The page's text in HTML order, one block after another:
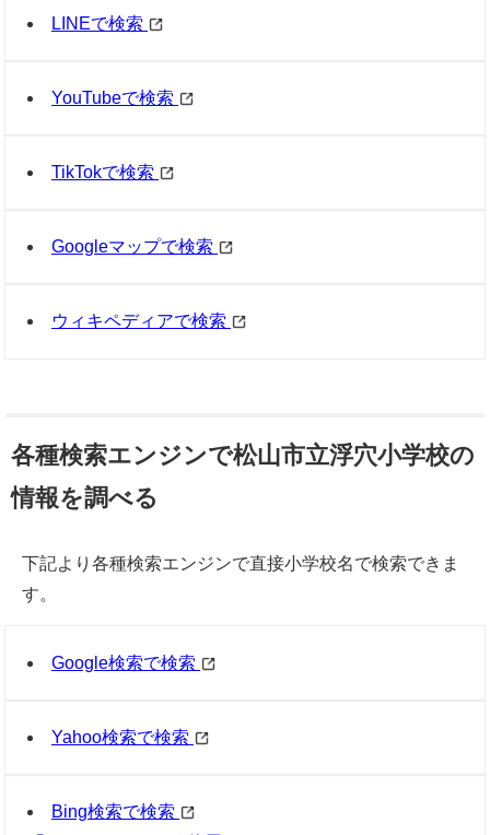
LINEで検索
YouTubeで検索
TikTokで検索
Googleマップで検索
ウィキペディアで検索
各種検索エンジンで松山市立浮穴小学校の
情報を調べる
下記より各種検索エンジンで直接小学校名で検索できま
す。
Google検索で検索
Yahoo検索で検索
Bing検索で検索